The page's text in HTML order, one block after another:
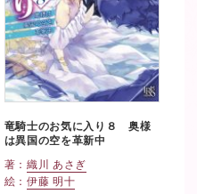
竜騎士のお気に入り８ 奥様
は異国の空を革新中
著： 織川 あさぎ
絵： 伊藤 明十